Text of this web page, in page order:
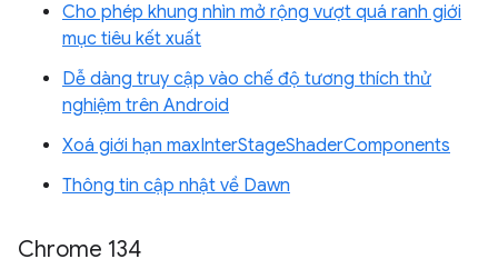
Cho phép khung nhìn mở rộng vượt quá ranh giới
mục tiêu kết xuất
Dễ dàng truy cập vào chế độ tương thích thử
nghiệm trên Android
Xoá giới hạn maxInterStageShaderComponents
Thông tin cập nhật về Dawn
Chrome 134